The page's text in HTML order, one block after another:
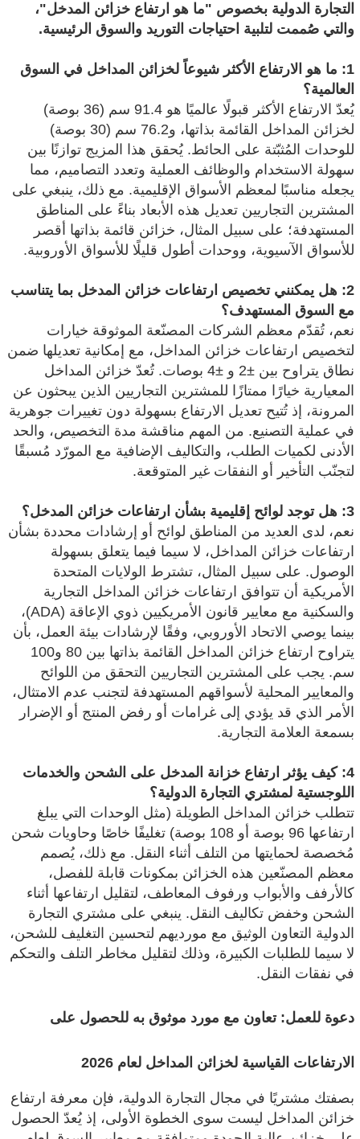
التجارة الدولية بخصوص "ما هو ارتفاع خزائن المدخل"،
والتي صُممت لتلبية احتياجات التوريد والسوق الرئيسية.
1: ما هو الارتفاع الأكثر شيوعاً لخزائن المداخل في السوق
العالمية؟
يُعدّ الارتفاع الأكثر قبولًا عالميًا هو 91.4 سم (36 بوصة)
لخزائن المداخل القائمة بذاتها، و76.2 سم (30 بوصة)
للوحدات المُثبّتة على الحائط. يُحقق هذا المزيج توازنًا بين
سهولة الاستخدام والوظائف العملية وتعدد التصاميم، مما
يجعله مناسبًا لمعظم الأسواق الإقليمية. مع ذلك، ينبغي على
المشترين التجاريين تعديل هذه الأبعاد بناءً على المناطق
المستهدفة؛ على سبيل المثال، خزائن قائمة بذاتها أقصر
للأسواق الآسيوية، ووحدات أطول قليلًا للأسواق الأوروبية.
2: هل يمكنني تخصيص ارتفاعات خزائن المدخل بما يتناسب
مع السوق المستهدف؟
نعم، تُقدّم معظم الشركات المصنّعة الموثوقة خيارات
لتخصيص ارتفاعات خزائن المداخل، مع إمكانية تعديلها ضمن
نطاق يتراوح بين ±2 و ±4 بوصات. تُعدّ خزائن المداخل
المعيارية خيارًا ممتازًا للمشترين التجاريين الذين يبحثون عن
المرونة، إذ تُتيح تعديل الارتفاع بسهولة دون تغييرات جوهرية
في عملية التصنيع. من المهم مناقشة مدة التخصيص، والحد
الأدنى لكميات الطلب، والتكاليف الإضافية مع المورّد مُسبقًا
لتجنّب التأخير أو النفقات غير المتوقعة.
3: هل توجد لوائح إقليمية بشأن ارتفاعات خزائن المدخل؟
نعم، لدى العديد من المناطق لوائح أو إرشادات محددة بشأن
ارتفاعات خزائن المداخل، لا سيما فيما يتعلق بسهولة
الوصول. على سبيل المثال، تشترط الولايات المتحدة
الأمريكية أن تتوافق ارتفاعات خزائن المداخل التجارية
والسكنية مع معايير قانون الأمريكيين ذوي الإعاقة (ADA)،
بينما يوصي الاتحاد الأوروبي، وفقًا لإرشادات بيئة العمل، بأن
يتراوح ارتفاع خزائن المداخل القائمة بذاتها بين 80 و100
سم. يجب على المشترين التجاريين التحقق من اللوائح
والمعايير المحلية لأسواقهم المستهدفة لتجنب عدم الامتثال،
الأمر الذي قد يؤدي إلى غرامات أو رفض المنتج أو الإضرار
بسمعة العلامة التجارية.
4: كيف يؤثر ارتفاع خزانة المدخل على الشحن والخدمات
اللوجستية لمشتري التجارة الدولية؟
تتطلب خزائن المداخل الطويلة (مثل الوحدات التي يبلغ
ارتفاعها 96 بوصة أو 108 بوصة) تغليفًا خاصًا وحاويات شحن
مُخصصة لحمايتها من التلف أثناء النقل. مع ذلك، يُصمم
معظم المصنّعين هذه الخزائن بمكونات قابلة للفصل،
كالأرفف والأبواب ورفوف المعاطف، لتقليل ارتفاعها أثناء
الشحن وخفض تكاليف النقل. ينبغي على مشتري التجارة
الدولية التعاون الوثيق مع مورديهم لتحسين التغليف للشحن،
لا سيما للطلبات الكبيرة، وذلك لتقليل مخاطر التلف والتحكم
في نفقات النقل.
دعوة للعمل: تعاون مع مورد موثوق به للحصول على
الارتفاعات القياسية لخزائن المداخل لعام 2026
بصفتك مشتريًا في مجال التجارة الدولية، فإن معرفة ارتفاع
خزائن المداخل ليست سوى الخطوة الأولى، إذ يُعدّ الحصول